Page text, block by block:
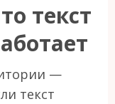
текст
—
текст